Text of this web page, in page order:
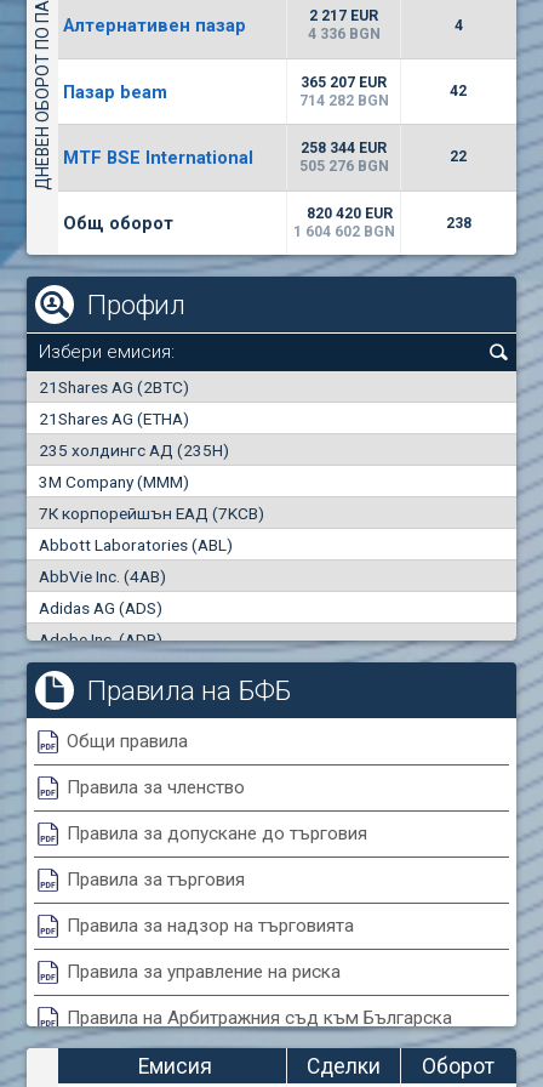
(WISR) Уайзър технолоджи
-3.93% 1 7100
3 3444BGN
0 5850EUR
1441
11442
ДНЕВЕН ОБОРОТ ПО ПАЗАРИ Алтернативен пазар
2 217 EUR
4 336 BGN
4
Пазар beam
365 207 EUR
714 282 BGN
42
MTF BSE International
258 344 EUR
505 276 BGN
22
Общ оборот
820 420 EUR
1 604 602 BGN
238
Профил
Избери емисия:
21Shares AG (2BTC)
21Shares AG (ETHA)
235 холдингс АД (235H)
3M Company (MMM)
7К корпорейшън ЕАД (7KCB)
Abbott Laboratories (ABL)
AbbVie Inc. (4AB)
Adidas AG (ADS)
Adobe Inc. (ADB)
Advanced Micro Devices Inc. (AMD)
Agrana Beteiligungs AG (AGB2)
Air Canada Inc. (ADH2)
Air France (AFR0)
Air Liquide SA (AIL)
Airbus SE (AIR)
Aixtron SE (AIXA)
Algonquin Power & Utilities Corp (751)
Alibaba Group Holding Ltd. (AHLA)
Allianz SE (ALV)
Alphabet Inc. (ABEA)
Alphabet Inc. (ABEC)
Altria Group Inc. (PHM7)
Amazon.com Inc. (AMZ)
0000
0.000
Най-добра
"купува"
0
Най-добра
0
Сделки
0
Оборот (евро)
0
Правила на БФБ
Общи правила
Правила за членство
Правила за допускане до търговия
Правила за търговия
Правила за надзор на търговията
Правила за управление на риска
Правила на Арбитражния съд към Българска
фондова борса
Емисия Сделки
Оборот